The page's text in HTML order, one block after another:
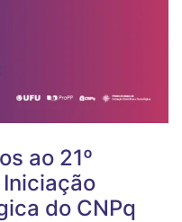
ao 21º
do CNPq